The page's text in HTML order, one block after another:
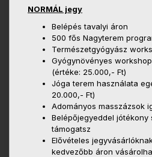
NORMÁL jegy
Belépés tavalyi áron
500 fős Nagyterem
Természetgyógyász
Gyógynövényes
(értéke: 25.000,- Ft)
Jóga terem használata
20.000,- Ft)
Adományos masszázsok
Belépőjegyeddel jótékony
támogatsz
Elővételes
kedvezőbb áron